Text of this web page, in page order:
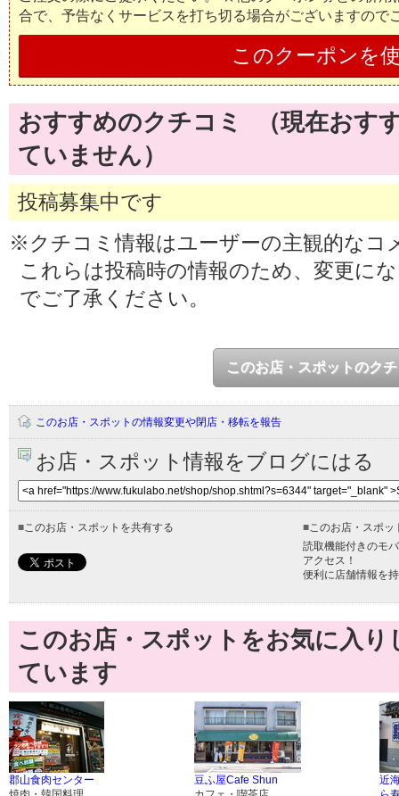
合で、予告なくサービスを打ち切る場合がございますので
このクーポンを
おすすめのクチコミ （現在おす
ていません）
投稿募集中です
※クチコミ情報はユーザーの主観的なコ
これらは投稿時の情報のため、変更に
でご了承ください。
このお店・スポットのク
このお店・スポットの情報変更や閉店・移転を報告
お店・スポット情報をブログにはる
■このお店・スポットを共有する ■このお店・スポッ
読取機能付きのモ
アクセス！
便利に店舗情報を
このお店・スポットをお気に入
ています
郡山食肉センター
豆ふ屋Cafe Shun
近